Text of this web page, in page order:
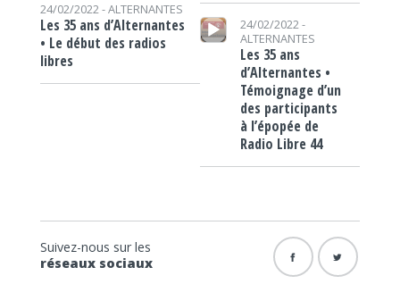
24/02/2022 -ALTERNANTES
Les 35 ans d’Alternantes
• Le début des radios
libres
Lecteur audio
24/02/2022 -
ALTERNANTES
Les 35 ans
d’Alternantes •
Témoignage d’un
des participants
à l’épopée de
Radio Libre 44
Suivez-nous sur les
réseaux sociaux